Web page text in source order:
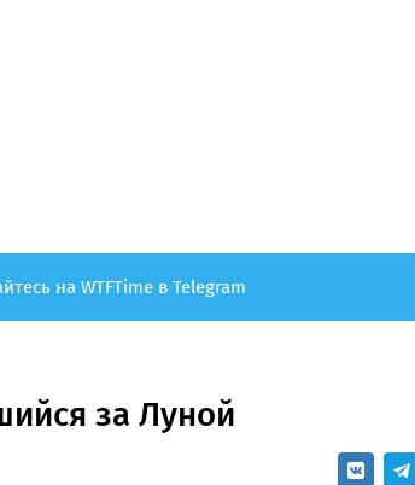
на WTFTime в Telegram
за Луной